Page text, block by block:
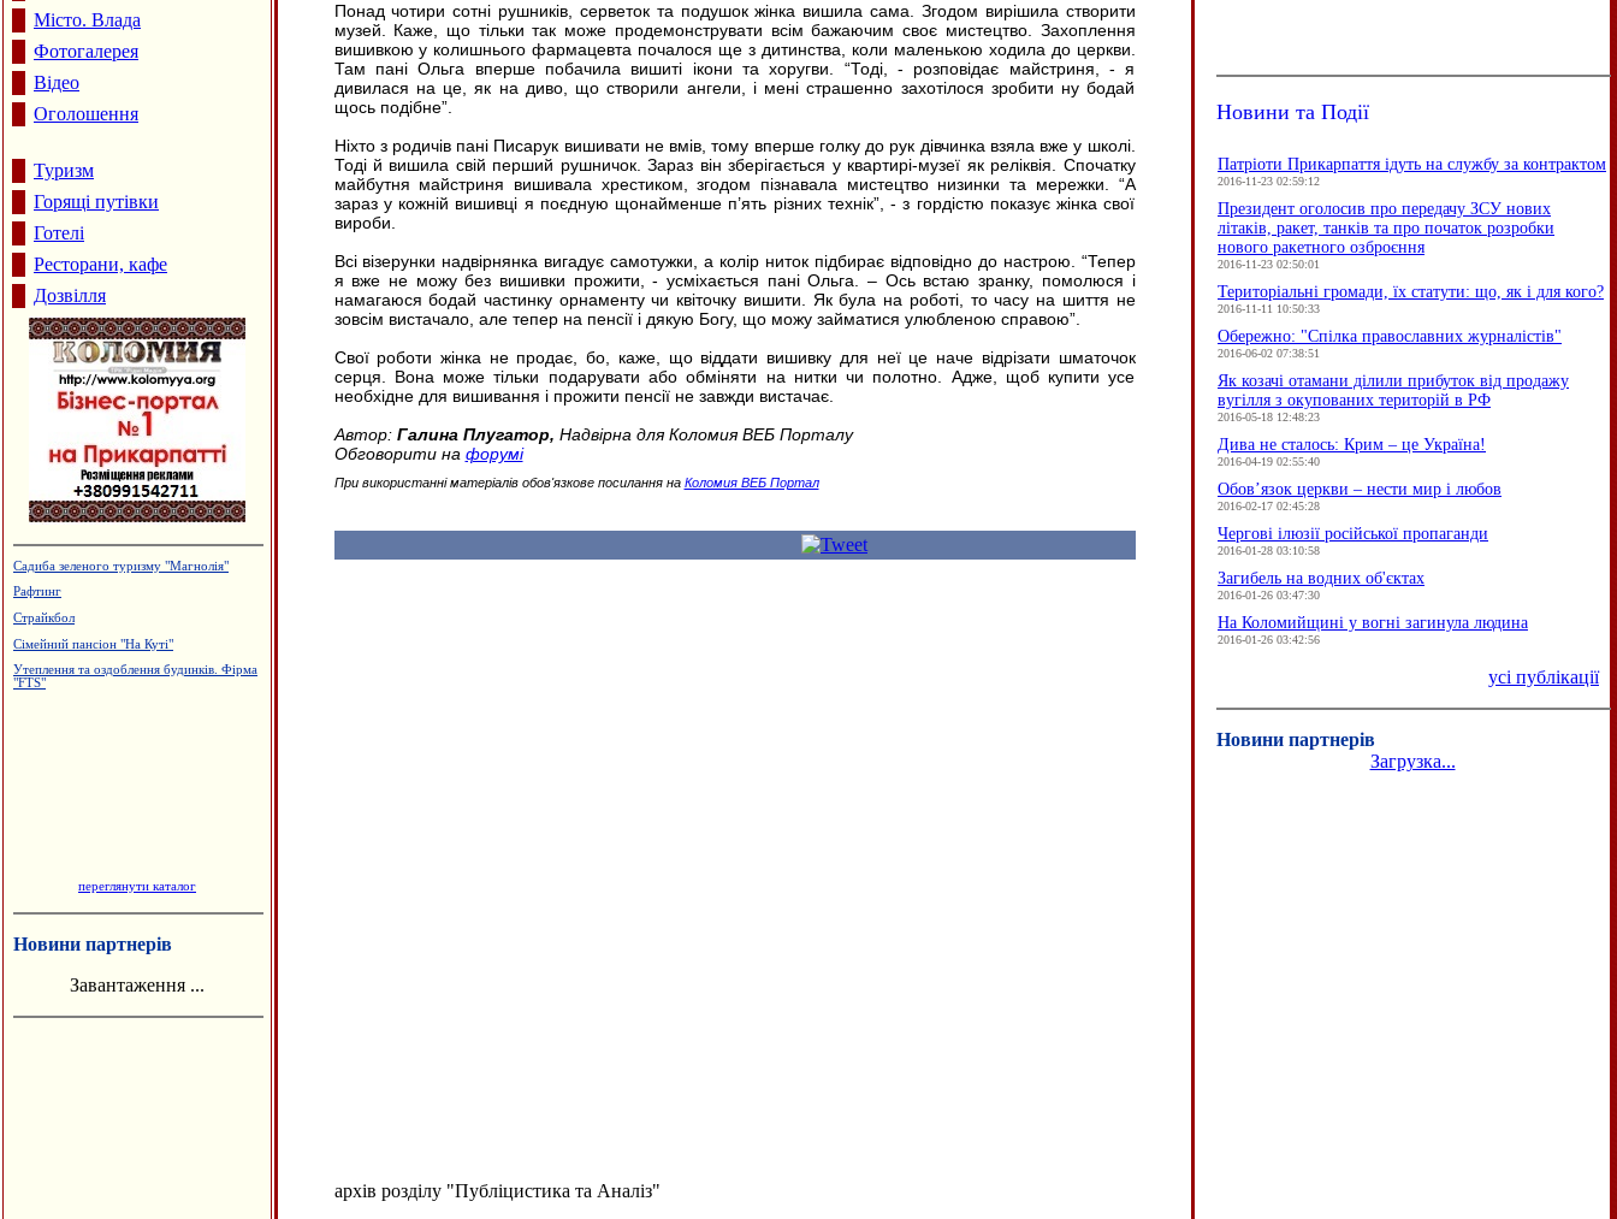
Місто. Влада
Фотогалерея
Відео
Оголошення
Туризм
Горящі путівки
Готелі
Ресторани, кафе
Дозвілля
Садиба зеленого туризму "Магнолія"
Рафтинг
Страйкбол
Сімейний пансіон "На Куті"
Утеплення та оздоблення будинків. Фірма
"FTS"
переглянути каталог
Новини партнерів
Завантаження ...
Понад чотири сотні рушників, серветок та подушок жінка вишила сама. Згодом вирішила створити
музей. Каже, що тільки так може продемонструвати всім бажаючим своє мистецтво. Захоплення
вишивкою у колишнього фармацевта почалося ще з дитинства, коли маленькою ходила до церкви.
Там пані Ольга вперше побачила вишиті ікони та хоругви. “Тоді, - розповідає майстриня, - я
дивилася на це, як на диво, що створили ангели, і мені страшенно захотілося зробити ну бодай
щось подібне”.
Ніхто з родичів пані Писарук вишивати не вмів, тому вперше голку до рук дівчинка взяла вже у школі.
Тоді й вишила свій перший рушничок. Зараз він зберігається у квартирі-музеї як реліквія. Спочатку
майбутня майстриня вишивала хрестиком, згодом пізнавала мистецтво низинки та мережки. “А
зараз у кожній вишивці я поєдную щонайменше п’ять різних технік”, - з гордістю показує жінка свої
вироби.
Всі візерунки надвірнянка вигадує самотужки, а колір ниток підбирає відповідно до настрою. “Тепер
я вже не можу без вишивки прожити, - усміхається пані Ольга. – Ось встаю зранку, помолюся і
намагаюся бодай частинку орнаменту чи квіточку вишити. Як була на роботі, то часу на шиття не
зовсім вистачало, але тепер на пенсії і дякую Богу, що можу займатися улюбленою справою”.
Свої роботи жінка не продає, бо, каже, що віддати вишивку для неї це наче відрізати шматочок
серця. Вона може тільки подарувати або обміняти на нитки чи полотно. Адже, щоб купити усе
необхідне для вишивання і прожити пенсії не завжди вистачає.
Автор: Галина Плугатор, Надвірна для Коломия ВЕБ Порталу
Обговорити на форумі
При використанні матеріалів обов'язкове посилання на Коломия ВЕБ Портал
архів розділу "Публіцистика та Аналіз"
Новини та Події
Патріоти Прикарпаття ідуть на службу за контрактом
2016-11-23 02:59:12
Президент оголосив про передачу ЗСУ нових
літаків, ракет, танків та про початок розробки
нового ракетного озброєння
2016-11-23 02:50:01
Територіальні громади, їх статути: що, як і для кого?
2016-11-11 10:50:33
Обережно: "Спілка православних журналістів"
2016-06-02 07:38:51
Як козачі отамани ділили прибуток від продажу
вугілля з окупованих територій в РФ
2016-05-18 12:48:23
Дива не сталось: Крим – це Україна!
2016-04-19 02:55:40
Обов’язок церкви – нести мир і любов
2016-02-17 02:45:28
Чергові ілюзії російської пропаганди
2016-01-28 03:10:58
Загибель на водних об'єктах
2016-01-26 03:47:30
На Коломийщині у вогні загинула людина
2016-01-26 03:42:56
усі публікації
Новини партнерів
Загрузка...